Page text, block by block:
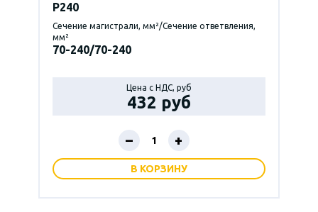
P240
Сечение магистрали, мм²/Сечение ответвления,
мм²
70-240/70-240
Цена с НДС, руб
432 руб
– +
В КОРЗИНУ